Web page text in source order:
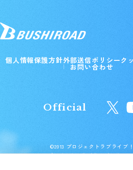
個人情報保護方針外部送信ポリシーク
お問い合わせ
Official
©2013 プロジェクトラブライブ！
©2017 プロジェクトラブライブ！サン